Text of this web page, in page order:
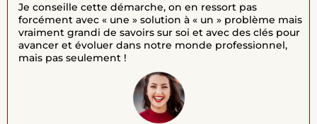
Je conseille cette démarche, on en ressort pas
forcément avec « une » solution à « un » problème mais
vraiment grandi de savoirs sur soi et avec des clés pour
avancer et évoluer dans notre monde professionnel,
mais pas seulement !